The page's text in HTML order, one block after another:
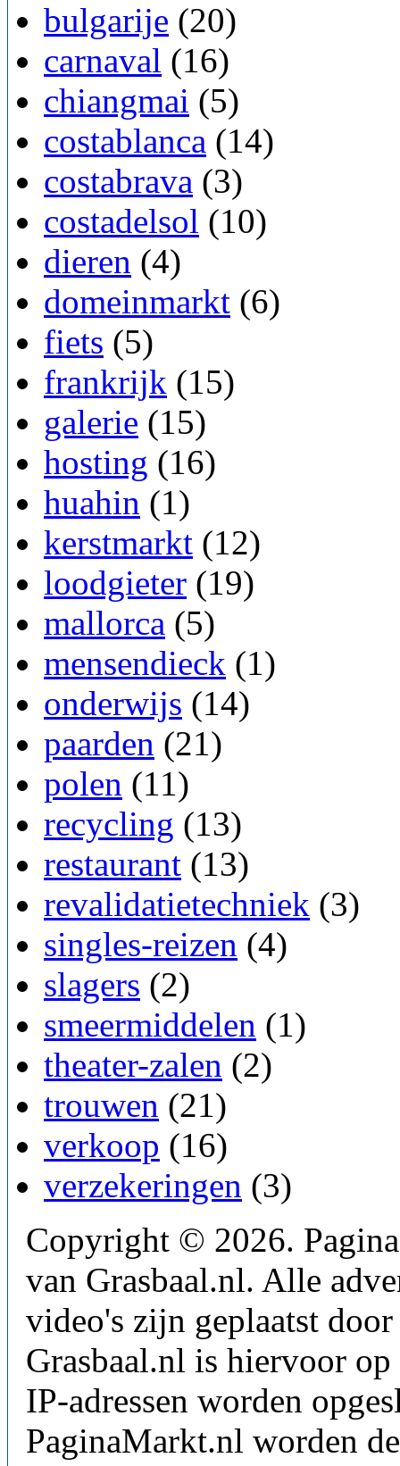
bulgarije (20)
carnaval (16)
chiangmai (5)
costablanca (14)
costabrava (3)
costadelsol (10)
dieren (4)
domeinmarkt (6)
fiets (5)
frankrijk (15)
galerie (15)
hosting (16)
huahin (1)
kerstmarkt (12)
loodgieter (19)
mallorca (5)
mensendieck (1)
onderwijs (14)
paarden (21)
polen (11)
recycling (13)
restaurant (13)
revalidatietechniek (3)
singles-reizen (4)
slagers (2)
smeermiddelen (1)
theater-zalen (2)
trouwen (21)
verkoop (16)
verzekeringen (3)
Copyright © 2026.
van Grasbaal.nl. Alle
video's zijn geplaatst
Grasbaal.nl is hiervoor
IP-adressen worden
PaginaMarkt.nl worden